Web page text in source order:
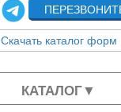
Скачать каталог форм
КАТАЛОГ